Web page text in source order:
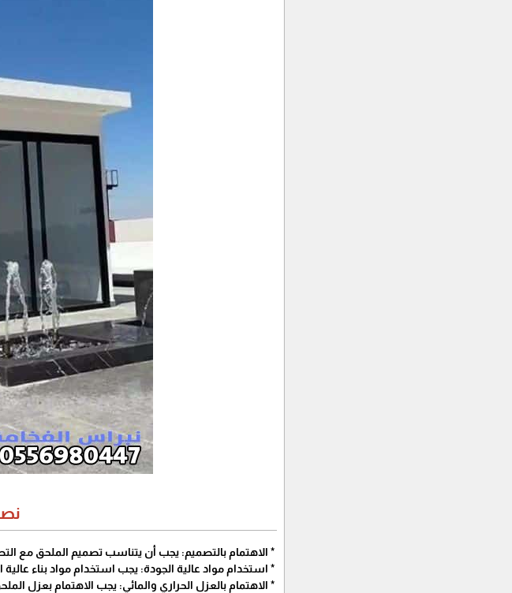
* الاهتمام بالتصميم: يجب أن يتناسب تصميم الملحق مع
* استخدام مواد عالية الجودة: يجب استخدام مواد بناء
* الاهتمام بالعزل الحراري والمائي: يجب الاهتمام بعزل